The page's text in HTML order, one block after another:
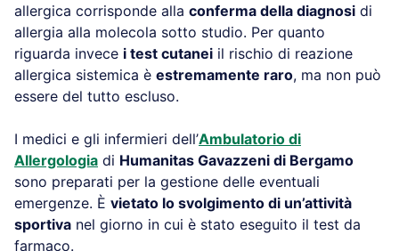
allergica corrisponde alla conferma della diagnosi di
allergia alla molecola sotto studio. Per quanto
riguarda invece i test cutanei il rischio di reazione
allergica sistemica è estremamente raro, ma non può
essere del tutto escluso.
I medici e gli infermieri dell’Ambulatorio di
Allergologia di Humanitas Gavazzeni di Bergamo
sono preparati per la gestione delle eventuali
emergenze. È vietato lo svolgimento di un’attività
sportiva nel giorno in cui è stato eseguito il test da
farmaco.